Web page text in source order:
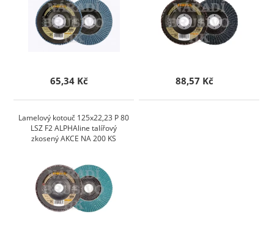
65,34 Kč 88,57 Kč
Lamelový kotouč 125x22,23 P 80
LSZ F2 ALPHAline talířový
zkosený AKCE NA 200 KS